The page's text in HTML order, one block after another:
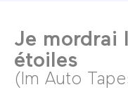
Je mordrai
étoiles
(Im Auto